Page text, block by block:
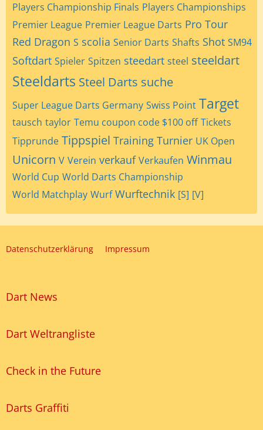
Players Championship Finals Players Championships
Premier League Premier League Darts Pro Tour
Red Dragon S scolia Senior Darts Shafts Shot SM94
Softdart Spieler Spitzen steedart steel steeldart
Steeldarts Steel Darts suche
Super League Darts Germany Swiss Point Target
tausch taylor Temu coupon code $100 off Tickets
Tipprunde Tippspiel Training Turnier UK Open
Unicorn V Verein verkauf Verkaufen Winmau
World Cup World Darts Championship
World Matchplay Wurf Wurftechnik [S] [V]
Datenschutzerklärung Impressum
Dart News
Dart Weltrangliste
Check in the Future
Darts Graffiti